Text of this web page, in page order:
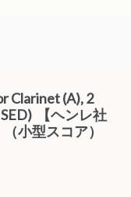
Clarinet (A), 2
【ヘンレ社
小型スコア）